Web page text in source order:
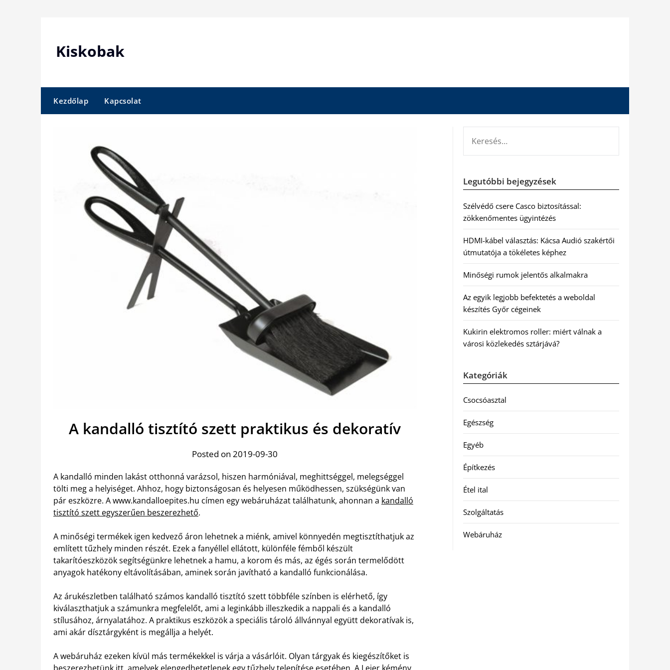
Kiskobak
Kezdőlap Kapcsolat
A kandalló tisztító szett praktikus és dekoratív
Posted on 2019-09-30
A kandalló minden lakást otthonná varázsol, hiszen harmóniával, meghittséggel, melegséggel
tölti meg a helyiséget. Ahhoz, hogy biztonságosan és helyesen működhessen, szükségünk van
pár eszközre. A www.kandalloepites.hu címen egy webáruházat találhatunk, ahonnan a kandalló
tisztító szett egyszerűen beszerezhető.
A minőségi termékek igen kedvező áron lehetnek a miénk, amivel könnyedén megtisztíthatjuk az
említett tűzhely minden részét. Ezek a fanyéllel ellátott, különféle fémből készült
takarítóeszközök segítségünkre lehetnek a hamu, a korom és más, az égés során termelődött
anyagok hatékony eltávolításában, aminek során javítható a kandalló funkcionálása.
Az árukészletben található számos kandalló tisztító szett többféle színben is elérhető, így
kiválaszthatjuk a számunkra megfelelőt, ami a leginkább illeszkedik a nappali és a kandalló
stílusához, árnyalatához. A praktikus eszközök a speciális tároló állvánnyal együtt dekoratívak is,
ami akár dísztárgyként is megállja a helyét.
A webáruház ezeken kívül más termékekkel is várja a vásárlóit. Olyan tárgyak és kiegészítőket is
beszerezhetünk itt, amelyek elengedhetetlenek egy tűzhely telepítése esetében. A Leier kémény
Legutóbbi bejegyzések
Szélvédő csere Casco biztosítással:
zökkenőmentes ügyintézés
HDMI-kábel választás: Kácsa Audió szakértői
útmutatója a tökéletes képhez
Minőségi rumok jelentős alkalmakra
Az egyik legjobb befektetés a weboldal
készítés Győr cégeinek
Kukirin elektromos roller: miért válnak a
városi közlekedés sztárjává?
Kategóriák
Csocsóasztal
Egészség
Egyéb
Építkezés
Étel ital
Szolgáltatás
Webáruház